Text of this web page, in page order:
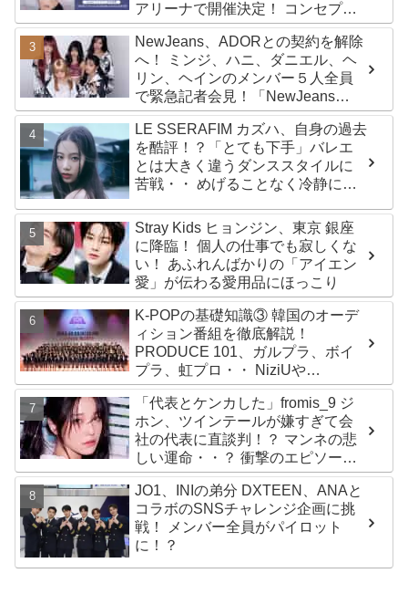
アリーナで開催決定！ コンセプト
は“愛のカケラ”！？ 14日には新ア
ルバム『AMORTAGE』もリリース
NewJeans、ADORとの契約を解除
へ！ ミンジ、ハニ、ダニエル、ヘ
リン、ヘインのメンバー５人全員
で緊急記者会見！「NewJeans
never dies!」と微笑みの宣言！
ADOR側、2029年まで契約有効と
主張
LE SSERAFIM カズハ、自身の過去
を酷評！？「とても下手」バレエ
とは大きく違うダンススタイルに
苦戦・・ めげることなく冷静に努
Stray Kids ヒョンジン、東京 銀座
に降臨！ 個人の仕事でも寂しくな
い！ あふれんばかりの「アイエン
愛」が伝わる愛用品にほっこり
K-POPの基礎知識③ 韓国のオーデ
ィション番組を徹底解説！
PRODUCE 101、ガルプラ、ボイ
プラ、虹プロ・・ NiziUや
Kep1er、ZEROBASEONEら人気
グループが続々と誕生！ JO1や
INI、ME:Iを生んだ日プまで一挙紹
介
「代表とケンカした」fromis_9 ジ
ホン、ツインテールが嫌すぎて会
社の代表に直談判！？ マンネの悲
しい運命・・？ 衝撃のエピソード
に爆笑
JO1、INIの弟分 DXTEEN、ANAと
コラボのSNSチャレンジ企画に挑
戦！ メンバー全員がパイロット
に！？